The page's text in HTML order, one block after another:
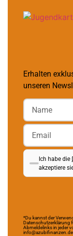
Erhalten
unseren
Ich habe die
akzeptiere
*Du kannst der
Datenschutzerklärung
Abmeldelinks in jeder